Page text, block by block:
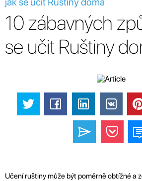
10 zábavných
se učit Ruštiny
Učení ruštiny může být poměrně obtížné a